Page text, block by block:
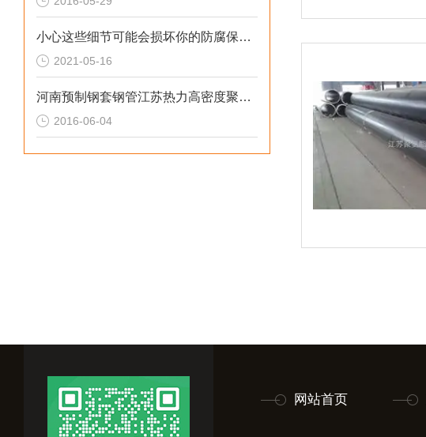
小心这些细节可能会损坏你的防腐保温管
2021-05-16
河南预制钢套钢管江苏热力高密度聚乙烯管
2016-06-04
网站首页